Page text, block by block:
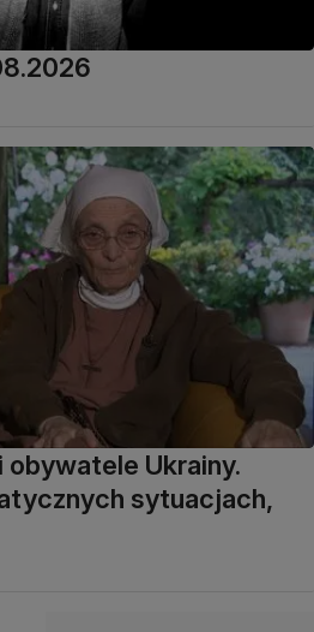
obywatele Ukrainy.
sytuacjach,